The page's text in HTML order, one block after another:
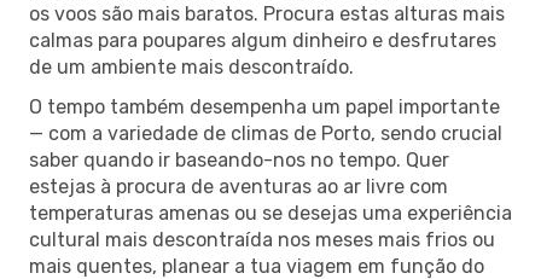
os voos são mais baratos. Procura estas alturas mais
calmas para poupares algum dinheiro e desfrutares
de um ambiente mais descontraído.
O tempo também desempenha um papel importante
— com a variedade de climas de Porto, sendo crucial
saber quando ir baseando-nos no tempo. Quer
estejas à procura de aventuras ao ar livre com
temperaturas amenas ou se desejas uma experiência
cultural mais descontraída nos meses mais frios ou
mais quentes, planear a tua viagem em função do